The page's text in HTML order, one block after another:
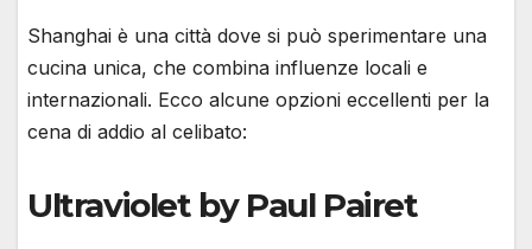
Shanghai è una città dove si può sperimentare una
cucina unica, che combina influenze locali e
internazionali. Ecco alcune opzioni eccellenti per la
cena di addio al celibato:
Ultraviolet by Paul Pairet